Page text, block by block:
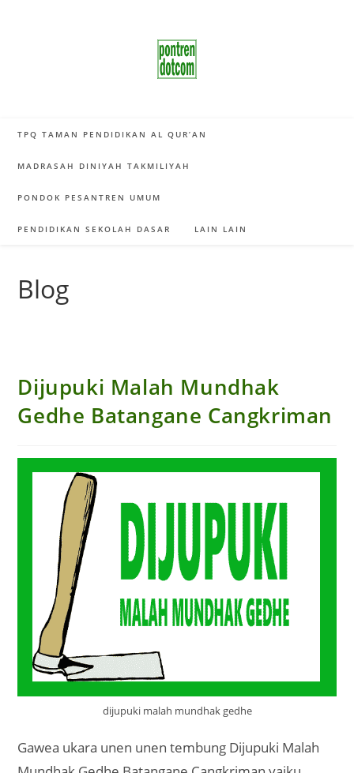
TPQ TAMAN PENDIDIKAN AL QUR’AN
MADRASAH DINIYAH TAKMILIYAH
PONDOK PESANTREN UMUM
PENDIDIKAN SEKOLAH DASAR LAIN LAIN
Blog
Dijupuki Malah Mundhak
Gedhe Batangane Cangkriman
dijupuki malah mundhak gedhe
Gawea ukara unen unen tembung Dijupuki Malah